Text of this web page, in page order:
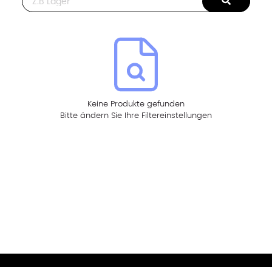
Keine Produkte gefunden
Bitte ändern Sie Ihre Filtereinstellungen